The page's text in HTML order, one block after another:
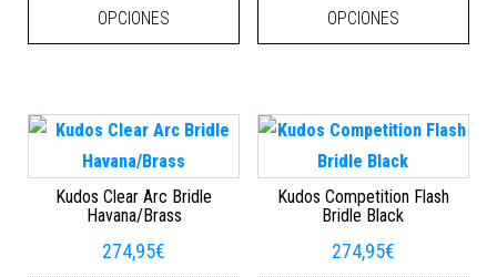
OPCIONES
OPCIONES
Kudos Clear Arc Bridle
Havana/Brass
274,95€
Kudos Competition Flash
Bridle Black
274,95€